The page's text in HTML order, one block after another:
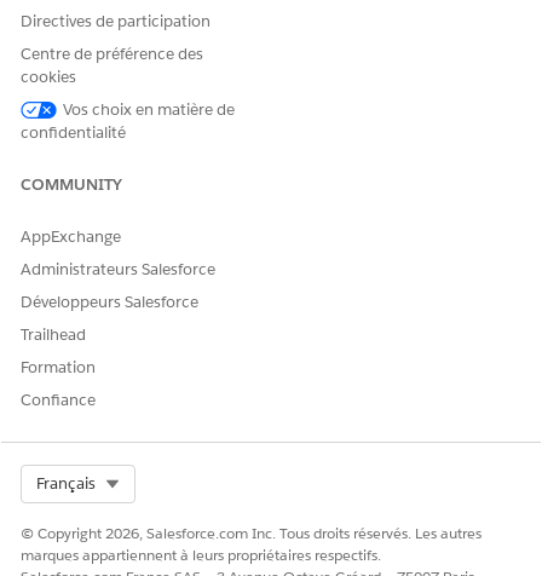
saisie de dons puisse les utiliser en tant que fenêtres
modales de post-traitement, fenêtres modales de colonne
ou composants de colonne.
Composants Web Lightning personnalisés dans Grille de
saisie de dons dans Education
personnalisés déplacent les données depuis et vers la
Configuration de composants Web Lightning dans
Configurez des composants Web Lightning personnalisés
pour les trois types de placement disponibles dans la
Grille de saisie de dons : fenêtres modales de post-
de colonne.
CET ARTICLE A-T-IL RÉSOLU VOTRE PROBLÈME ?
Dites-nous ce que nous pouvons améliorer !
Directives de participation
Centre de préférence des
cookies
Vos choix en matière de
confidentialité
COMMUNITY
AppExchange
Administrateurs Salesforce
Développeurs Salesforce
Trailhead
Formation
Confiance
Français
© Copyright 2026, Salesforce.com Inc. Tous droits réservés. Les autres
marques appartiennent à leurs propriétaires respectifs.